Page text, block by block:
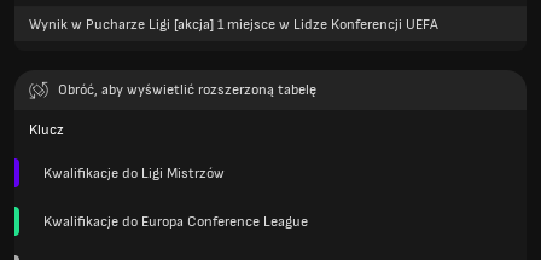
Wynik w Pucharze Ligi [akcja] 1 miejsce w Lidze Konferencji UEFA
Obróć, aby wyświetlić rozszerzoną tabelę
Klucz
Kwalifikacje do Ligi Mistrzów
Kwalifikacje do Europa Conference League